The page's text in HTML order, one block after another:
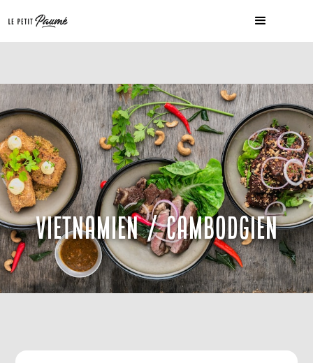
VIETNAMIEN / CAMBODGIEN